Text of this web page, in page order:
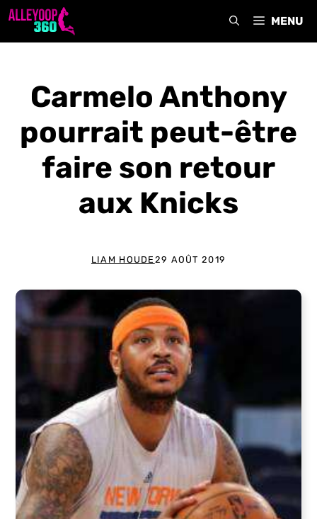
Aller
MENU
Carmelo Anthony
pourrait peut-être
faire son retour
aux Knicks
LIAM HOUDE 29 AOÛT 2019